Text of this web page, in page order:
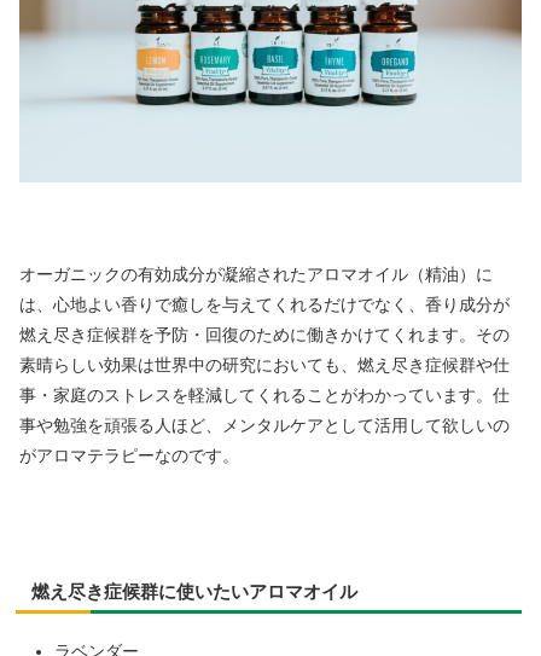
オーガニックの有効成分が凝縮されたアロマオイル（精油）に
は、心地よい香りで癒しを与えてくれるだけでなく、香り成分が
燃え尽き症候群を予防・回復のために働きかけてくれます。その
素晴らしい効果は世界中の研究においても、燃え尽き症候群や仕
事・家庭のストレスを軽減してくれることがわかっています。仕
事や勉強を頑張る人ほど、メンタルケアとして活用して欲しいの
がアロマテラピーなのです。
燃え尽き症候群に使いたいアロマオイル
ラベンダー